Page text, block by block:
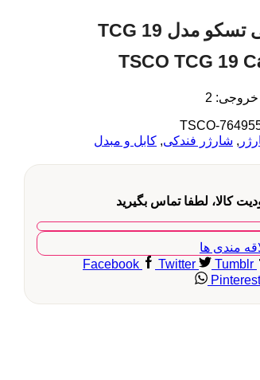
شارژر فندکی تسکو مدل TCG 19
TSCO TCG 19
خروجی: 2
TSCO-
, شارژر فندکی, کابل و مبدل
کالا، لطفا تماس بگیرید
مندی ها
Facebook
Twitter Tumblr
Pinterest